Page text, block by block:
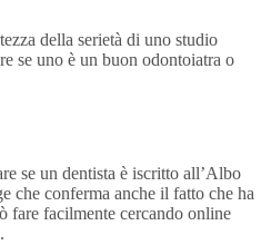
della serietà di uno studio
se uno è un buon odontoiatra o
se un dentista è iscritto all’Albo
che conferma anche il fatto che ha
fare facilmente cercando online